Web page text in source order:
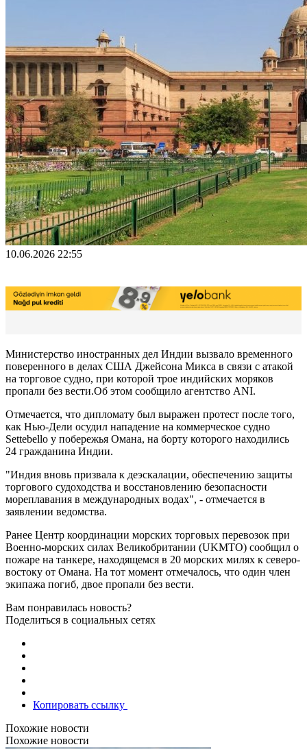
10.06.2026 22:55
Министерство иностранных дел Индии вызвало временного
поверенного в делах США Джейсона Микса в связи с атакой
на торговое судно, при которой трое индийских моряков
пропали без вести.Oб этом сообщило агентство ANI.
Отмечается, что дипломату был выражен протест после того,
как Нью-Дели осудил нападение на коммерческое судно
Settebello у побережья Омана, на борту которого находились
24 гражданина Индии.
"Индия вновь призвала к деэскалации, обеспечению защиты
торгового судоходства и восстановлению безопасности
мореплавания в международных водах", - отмечается в
заявлении ведомства.
Ранее Центр координации морских торговых перевозок при
Военно-морских силах Великобритании (UKMTO) сообщил о
пожаре на танкере, находящемся в 20 морских милях к северо-
востоку от Омана. На тот момент отмечалось, что один член
экипажа погиб, двое пропали без вести.
Вам понравилась новость?
Поделиться в социальных сетях
Копировать ссылку
Похожие новости
Похожие новости